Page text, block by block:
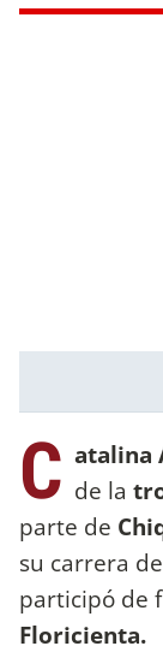
C atalina
de la
parte de
su carrera
participó de
Floricienta.